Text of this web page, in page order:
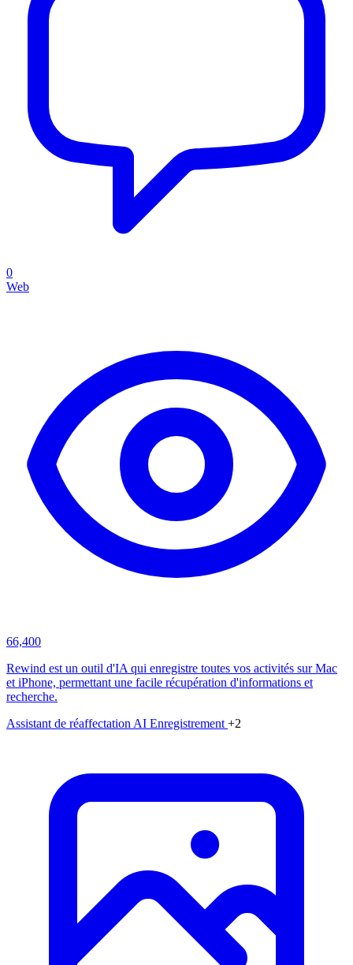
0
Web
66,400
Rewind est un outil d'IA qui enregistre toutes vos activités sur Mac
et iPhone, permettant une facile récupération d'informations et
recherche.
Assistant de réaffectation AI Enregistrement +2